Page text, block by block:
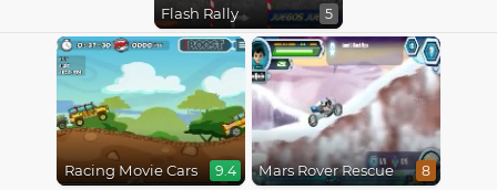
Flash Rally 5
Racing Movie Cars 9.4 Mars Rover Rescue 8